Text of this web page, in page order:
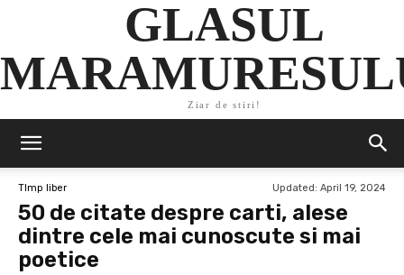
GLASUL
Ziar de stiri!
TImp liber Updated: April 19, 2024
50 de citate despre carti, alese
dintre cele mai cunoscute si mai
poetice